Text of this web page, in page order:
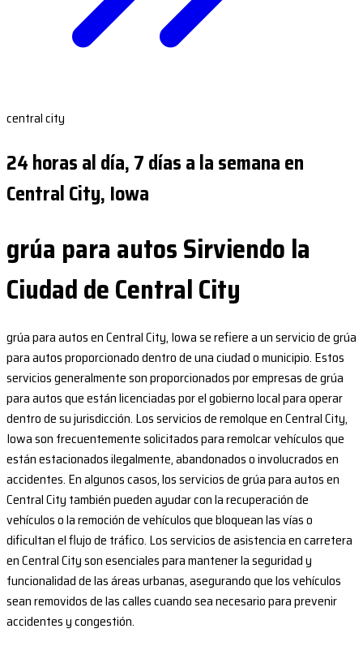
central city
24 horas al día, 7 días a la semana en
Central City, Iowa
grúa para autos Sirviendo la
Ciudad de Central City
grúa para autos en Central City, Iowa se refiere a un servicio de grúa
para autos proporcionado dentro de una ciudad o municipio. Estos
servicios generalmente son proporcionados por empresas de grúa
para autos que están licenciadas por el gobierno local para operar
dentro de su jurisdicción. Los servicios de remolque en Central City,
Iowa son frecuentemente solicitados para remolcar vehículos que
están estacionados ilegalmente, abandonados o involucrados en
accidentes. En algunos casos, los servicios de grúa para autos en
Central City también pueden ayudar con la recuperación de
vehículos o la remoción de vehículos que bloquean las vías o
dificultan el flujo de tráfico. Los servicios de asistencia en carretera
en Central City son esenciales para mantener la seguridad y
funcionalidad de las áreas urbanas, asegurando que los vehículos
sean removidos de las calles cuando sea necesario para prevenir
accidentes y congestión.